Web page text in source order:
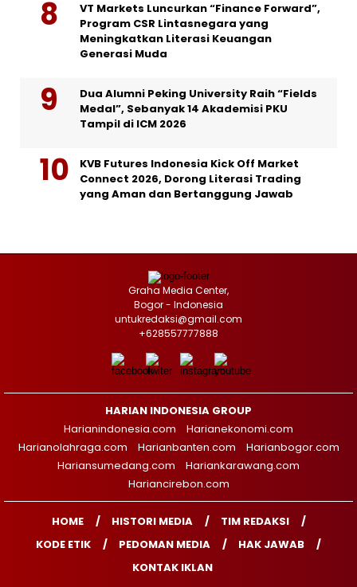
VT Markets Luncurkan “Finance Forward”,
Program CSR Lintasnegara yang
Meningkatkan Literasi Keuangan
Generasi Muda
Dua Alumni Peking University Raih “Fields
Medal”, Sebanyak 14 Akademisi PKU
Tampil di ICM 2026
KVB Futures Indonesia Kick Off Market
Connect 2026, Dorong Literasi Trading
yang Aman dan Bertanggung Jawab
Graha Media Center,
Bogor - Indonesia
untukredaksi@gmail.com
+628557777888
HARIAN INDONESIA GROUP
Harianindonesia.com
Harianekonomi.com
Harianolahraga.com
Harianbanten.com
Harianbogor.com
Hariansumedang.com
Hariankarawang.com
Hariancirebon.com
HOME HISTORI MEDIA
TIM REDAKSI
KODE ETIK
PEDOMAN MEDIA
HAK JAWAB
KONTAK IKLAN